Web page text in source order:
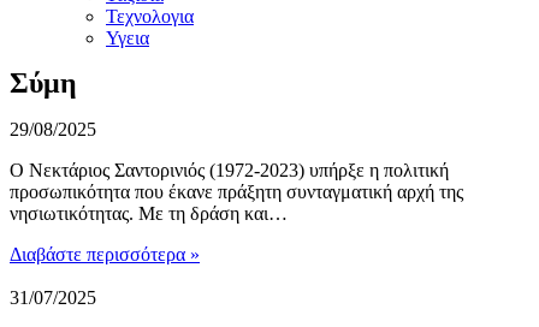
Τεχνολογια
Υγεια
Σύμη
29/08/2025
Ο Νεκτάριος Σαντορινιός (1972-2023) υπήρξε η πολιτική
προσωπικότητα που έκανε πράξητη συνταγματική αρχή της
νησιωτικότητας. Με τη δράση και…
Διαβάστε περισσότερα »
31/07/2025